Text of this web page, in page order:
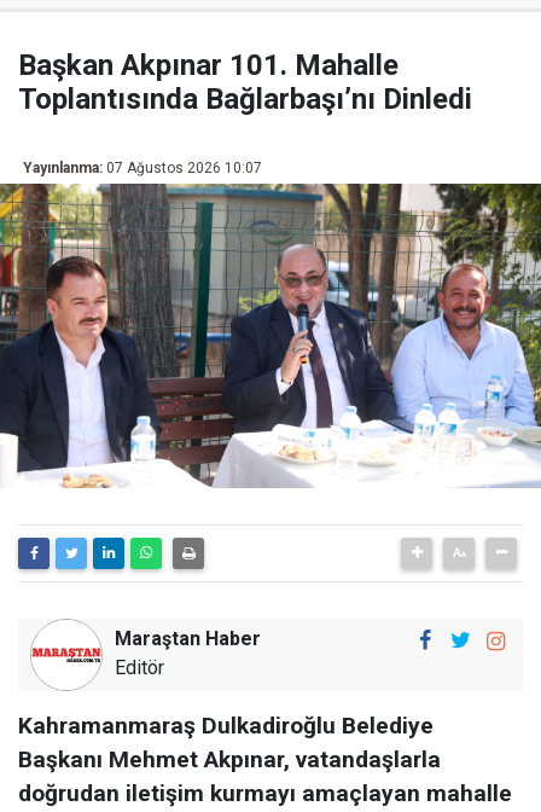
Başkan Akpınar 101. Mahalle
Toplantısında Bağlarbaşı’nı Dinledi
Yayınlanma: 07 Ağustos 2026 10:07
Maraştan Haber
Editör
Kahramanmaraş Dulkadiroğlu Belediye
Başkanı Mehmet Akpınar, vatandaşlarla
doğrudan iletişim kurmayı amaçlayan mahalle